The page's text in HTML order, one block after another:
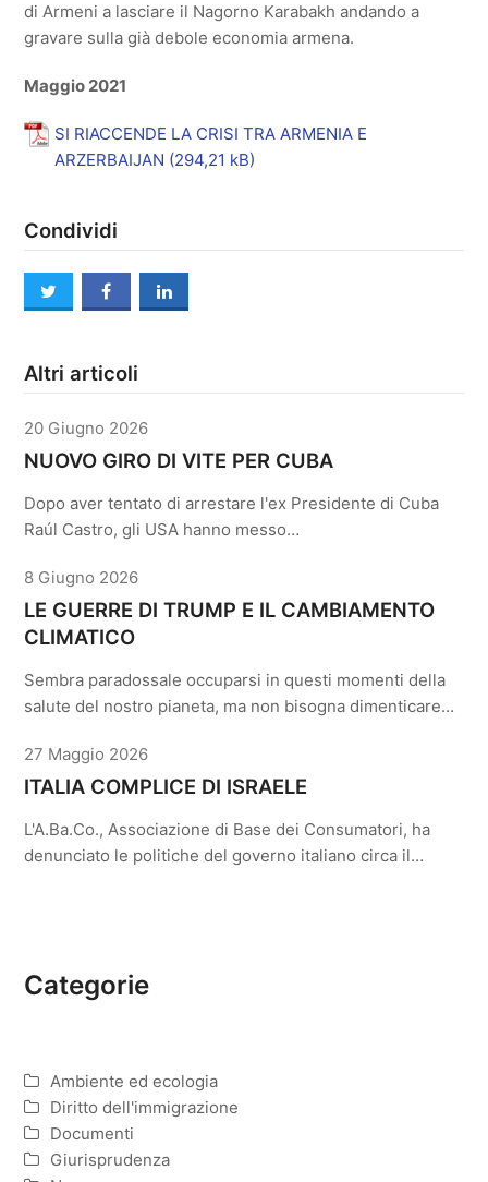
di Armeni a lasciare il Nagorno Karabakh andando a
gravare sulla già debole economia armena.
Maggio 2021
SI RIACCENDE LA CRISI TRA ARMENIA E
ARZERBAIJAN
Condividi
twitter facebooklinkedin
Altri articoli
20 Giugno 2026
NUOVO GIRO DI VITE PER CUBA
Dopo aver tentato di arrestare l'ex Presidente di Cuba
Raúl Castro, gli USA hanno messo…
8 Giugno 2026
LE GUERRE DI TRUMP E IL CAMBIAMENTO
CLIMATICO
Sembra paradossale occuparsi in questi momenti della
salute del nostro pianeta, ma non bisogna dimenticare…
27 Maggio 2026
ITALIA COMPLICE DI ISRAELE
L'A.Ba.Co., Associazione di Base dei Consumatori, ha
denunciato le politiche del governo italiano circa il…
Categorie
Ambiente ed ecologia
Diritto dell'immigrazione
Documenti
Giurisprudenza